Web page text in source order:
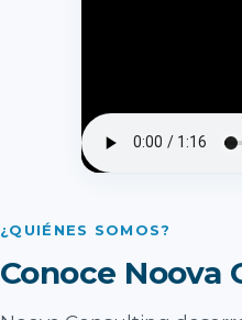
¿QUIÉNES SOMOS?
Conoce Noova